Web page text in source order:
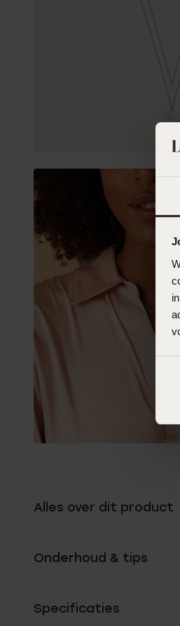
Alles over dit product
Onderhoud & tips
Specificaties